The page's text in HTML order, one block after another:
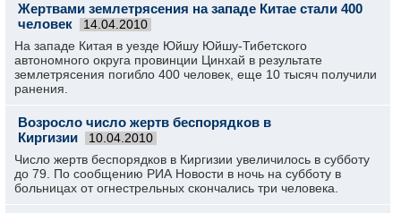
Жертвами землетрясения на западе Китае стали 400
человек
14.04.2010
На западе Китая в уезде Юйшу Юйшу-Тибетского
автономного округа провинции Цинхай в результате
землетрясения погибло 400 человек, еще 10 тысяч получили
ранения.
Возросло число жертв беспорядков в
Киргизии
10.04.2010
Число жертв беспорядков в Киргизии увеличилось в субботу
до 79. По сообщению РИА Новости в ночь на субботу в
больницах от огнестрельных скончались три человека.